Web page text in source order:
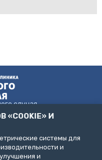
случая
соглашение
И
системы для
и
и